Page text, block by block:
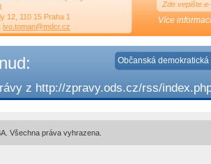
12, 110 15 Praha 1
ivo.toman@mdcr.cz
Více
z http://zpravy.ods.cz/rss/
Občanská demokratická
Všechna práva vyhrazena.